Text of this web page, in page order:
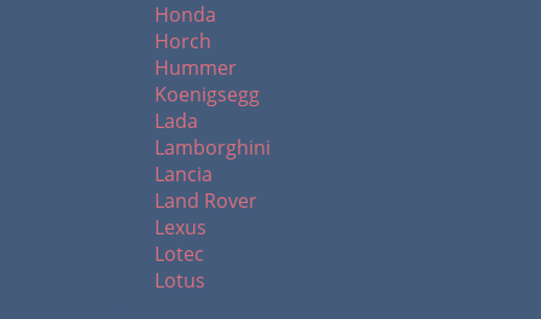
Honda
Horch
Hummer
Koenigsegg
Lada
Lamborghini
Lancia
Land Rover
Lexus
Lotec
Lotus